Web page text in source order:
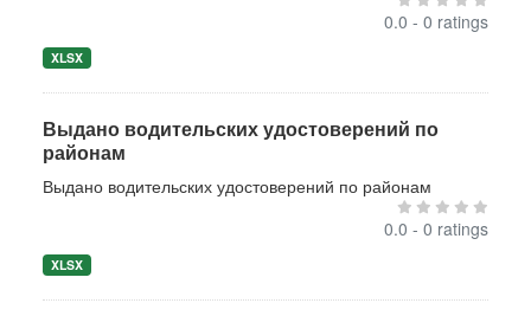
0.0 - 0 ratings
XLSX
Выдано водительских удостоверений по
районам
Выдано водительских удостоверений по районам
0.0 - 0 ratings
XLSX